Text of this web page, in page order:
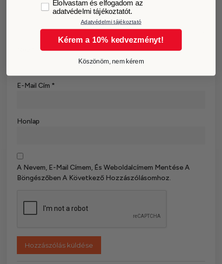
E-Mail Cím *
Honlap
A Nevem, E-Mail Címem, És Weboldalcímem Mentése A
Böngészőben A Következő Hozzászólásomhoz.
GDPRElolvastam és elfogadom az
adatvédelmi tájékoztatót.
Adatvédelmi tájékoztató
Kérem a 10% kedvezményt!
Köszönöm, nem kérem